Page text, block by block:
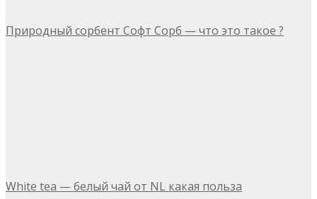
Природный сорбент Софт Сорб — что это такое ?
White tea — белый чай от NL какая польза